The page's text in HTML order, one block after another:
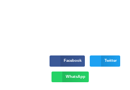
Facebook Twitter
WhatsApp